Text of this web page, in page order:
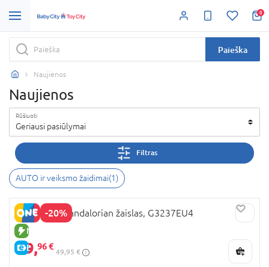
0
Paieška
Naujienos
Naujienos
Rūšiuoti
Geriausi pasiūlymai
Filtras
AUTO ir veiksmo žaidimai(1)
-20%
NAUJA PREKĖ
E-KAINA
NERF The Mandalorian žaislas, G3237EU4
39,96 €
49,95 €